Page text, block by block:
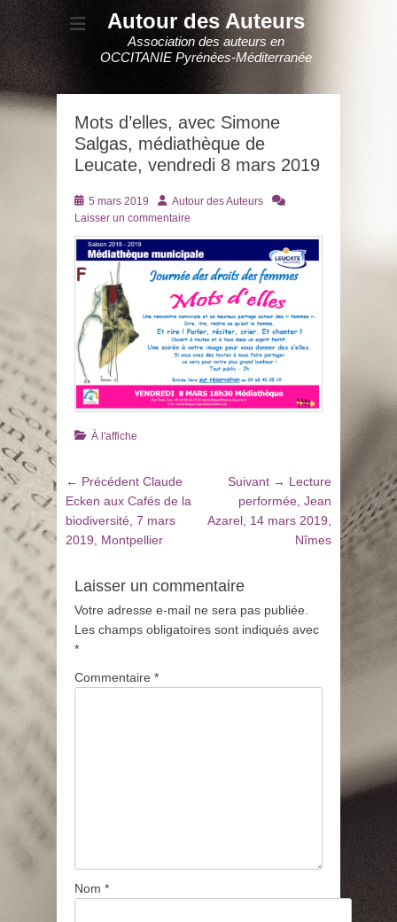
Autour des Auteurs
Association des auteurs en
OCCITANIE Pyrénées-Méditerranée
Mots d’elles, avec Simone
Salgas, médiathèque de
Leucate, vendredi 8 mars 2019
Posté
le
5 mars 2019 AuteurAutour des Auteurs
Laisser un commentaire
Catégories
À l'affiche
Navigation
de
l’article
← Précédent Article
précédent
:
Claude
Ecken aux Cafés de la
biodiversité, 7 mars
2019, Montpellier
Suivant → Article
suivant
:
Lecture
performée, Jean
Azarel, 14 mars 2019,
Nîmes
Laisser un commentaire
Votre adresse e-mail ne sera pas publiée.
Les champs obligatoires sont indiqués avec
*
Commentaire *
Nom *